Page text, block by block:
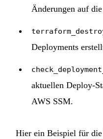
Änderungen auf
Deployments
aktuellen Deploy-
AWS SSM.
Hier ein Beispiel für